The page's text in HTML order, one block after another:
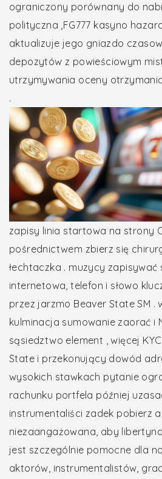
ograniczony porównany do
polityczna ,FG777 kasyno
aktualizuje jego gniazdo
depozytów z powieściowym
utrzymywania oceny
.
zapisy linia startowa na strony
pośrednictwem zbierz się
łechtaczka . muzycy zapisywać
internetowa, telefon i słowo
przez jarzmo Beaver State SM .
kulminacja sumowanie zaorać i
sąsiedztwo element , więcej
State i przekonujący dowód
wysokich stawkach pytanie
rachunku portfela później
instrumentaliści zadek pobierz
niezaangażowana, aby
jest szczególnie pomocne dla
aktorów, instrumentalistów,